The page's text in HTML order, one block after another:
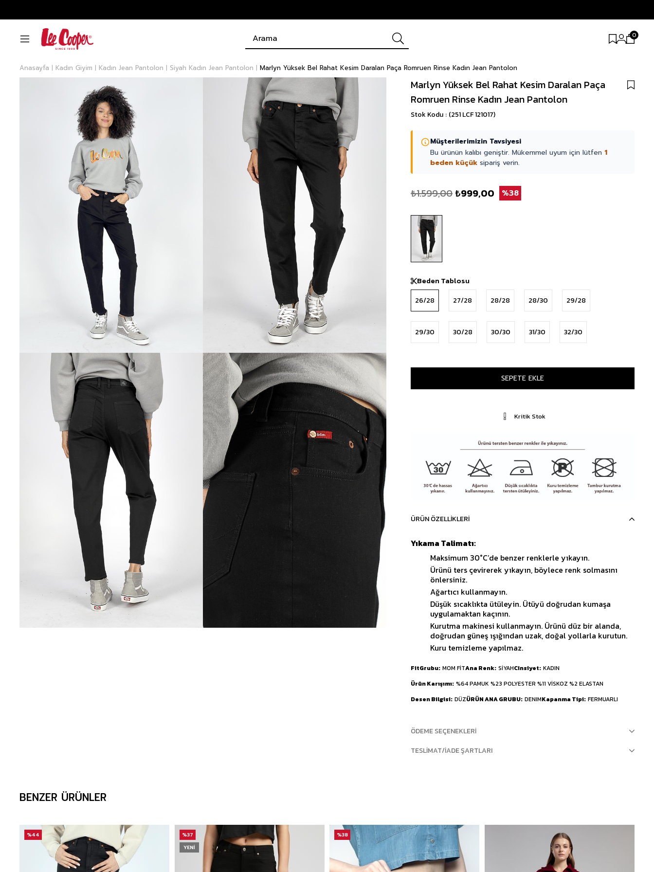
0
Anasayfa Kadın Giyim Kadın Jean Pantolon Siyah Kadın Jean Pantolon Marlyn Yüksek Bel Rahat Kesim Daralan Paça Romruen Rinse Kadın Jean Pantolon
Marlyn Yüksek Bel Rahat Kesim Daralan Paça
Romruen Rinse Kadın Jean Pantolon
Stok Kodu (251 LCF 121017)
Müşterilerimizin Tavsiyesi
Bu ürünün kalıbı geniştir. Mükemmel uyum için lütfen 1
beden küçük sipariş verin.
₺1.599,00₺999,00 38
Beden Tablosu
26/28 27/28 28/28 28/30 29/28
29/30 30/28 30/30 31/30 32/30
Kritik Stok
ÜRÜN ÖZELLIKLERI
Yıkama Talimatı:
Maksimum 30°C’de benzer renklerle yıkayın.
Ürünü ters çevirerek yıkayın, böylece renk solmasını
önlersiniz.
Ağartıcı kullanmayın.
Düşük sıcaklıkta ütüleyin. Ütüyü doğrudan kumaşa
uygulamaktan kaçının.
Kurutma makinesi kullanmayın. Ürünü düz bir alanda,
doğrudan güneş ışığından uzak, doğal yollarla kurutun.
Kuru temizleme yapılmaz.
FitGrubu MOM FİTAna Renk SİYAHCinsiyet KADIN
Ürün Karışımı %64 PAMUK %23 POLYESTER %11 VİSKOZ %2 ELASTAN
Desen Bilgisi DÜZÜRÜN ANA GRUBU DENIMKapanma Tipi FERMUARLI
ÖDEME SEÇENEKLERI
TESLIMAT/İADE ŞARTLARI
BENZER ÜRÜNLER
%44
%37
YENI
%38